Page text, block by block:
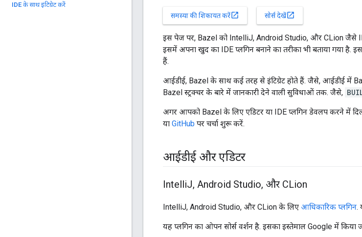
IDE के साथ इंटिग्रेट करें
समस्या की शिकायत करेंopen_in_new सोर्स देखेंopen_in_new
इस पेज पर, Bazel को IntelliJ, Android Studio, और CLion जैसे
इसमें अपना खुद का IDE प्लगिन बनाने का तरीका भी बताया गया है.
हैं.
आईडीई, Bazel के साथ कई तरह से इंटिग्रेट होते हैं. जैसे, आईडीई में
Bazel स्ट्रक्चर के बारे में जानकारी देने वाली सुविधाओं तक. जैसे,
अगर आपको Bazel के लिए एडिटर या IDE प्लगिन डेवलप करने में
या GitHub पर चर्चा शुरू करें.
आईडीई और एडिटर
IntelliJ, Android Studio, और CLion
IntelliJ, Android Studio, और CLion के लिए आधिकारिक प्लगिन.
यह प्लगिन का ओपन सोर्स वर्शन है. इसका इस्तेमाल Google में किया